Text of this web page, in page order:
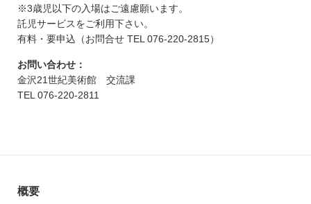
※3歳児以下の入場はご遠慮願います。
託児サービスをご利用下さい。
有料・要申込（お問合せ TEL 076-220-2815）
お問い合わせ：
金沢21世紀美術館 交流課
TEL 076-220-2811
概要